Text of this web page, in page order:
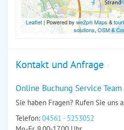
Leaflet| Powered by we2p® Maps &
solutions, OSM &
Kontakt und Anfrage
Online Buchung Service Team
Sie haben Fragen? Rufen Sie uns
Telefon: 04561 - 5253052